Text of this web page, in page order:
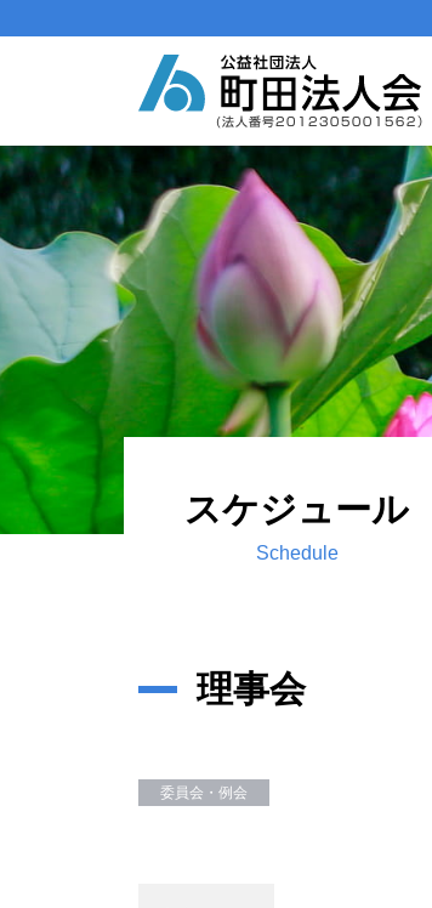
コンテンツへスキップ
メインナビゲーション
スケジュール
Schedule
理事会
委員会・例会